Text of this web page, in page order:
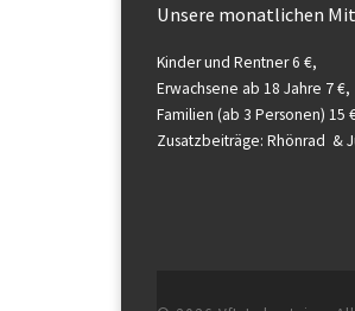
Unsere monatlichen
Kinder und Rentner 6 €,
Erwachsene ab 18 Jahre 7 €,
Familien (ab 3 Personen) 15
Zusatzbeiträge: Rhönrad &